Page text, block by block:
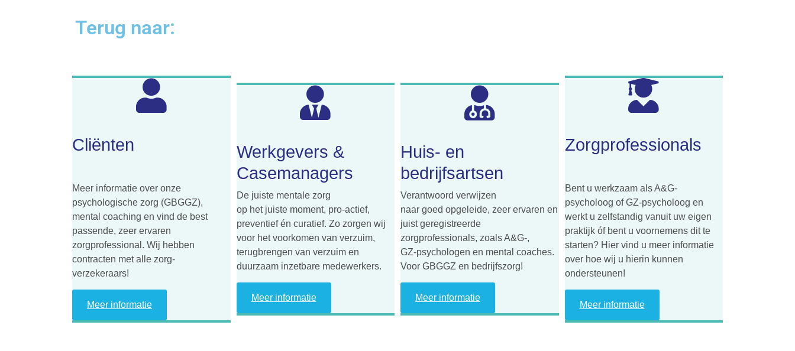
Terug naar:
Cliënten
Meer informatie over onze
psychologische zorg (GBGGZ),
mental coaching en vind de best
passende, zeer ervaren
zorgprofessional. Wij hebben
contracten met alle zorg-
verzekeraars!
Meer informatie
Werkgevers &
Casemanagers
De juiste mentale zorg
op het juiste moment, pro-actief,
preventief én curatief. Zo zorgen wij
voor het voorkomen van verzuim,
terugbrengen van verzuim en
duurzaam inzetbare medewerkers.
Meer informatie
Huis- en
bedrijfsartsen
Verantwoord verwijzen
naar goed opgeleide, zeer ervaren en
juist geregistreerde
zorgprofessionals, zoals A&G-,
GZ-psychologen en mental coaches.
Voor GBGGZ en bedrijfszorg!
Meer informatie
Zorgprofessionals
Bent u werkzaam als A&G-
psycholoog of GZ-psycholoog en
werkt u zelfstandig vanuit uw eigen
praktijk óf bent u voornemens dit te
starten? Hier vind u meer informatie
over hoe wij u hierin kunnen
ondersteunen!
Meer informatie